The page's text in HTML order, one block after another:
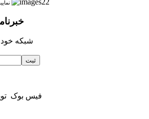
ثبت
فیس بوک